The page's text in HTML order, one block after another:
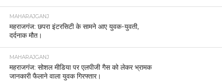
MAHARAJGANJ
महराजगंज: छपरा इंटरसिटी के सामने आए युवक-युवती,
दर्दनाक मौत।
MAHARAJGANJ
महराजगंज: सोशल मीडिया पर एलपीजी गैस को लेकर भ्रामक
जानकारी फैलाने वाला युवक गिरफ्तार।